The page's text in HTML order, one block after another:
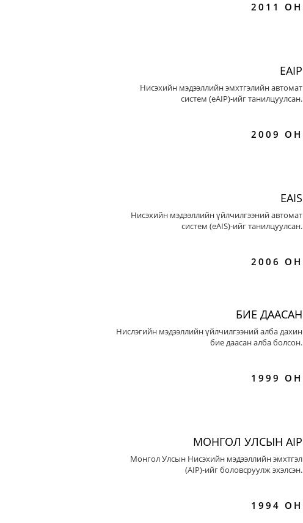
2011 ОН
EAIP
Нисэхийн мэдээллийн эмхтгэлийн автомат
систем (eAIP)-ийг танилцуулсан.
2009 ОН
EAIS
Нисэхийн мэдээллийн үйлчилгээний автомат
систем (eAIS)-ийг танилцуулсан.
2006 ОН
БИЕ ДААСАН
Нислэгийн мэдээллийн үйлчилгээний алба дахин
бие даасан алба болсон.
1999 ОН
МОНГОЛ УЛСЫН AIP
Монгол Улсын Нисэхийн мэдээллийн эмхтгэл
(AIP)-ийг боловсруулж эхэлсэн.
1994 ОН